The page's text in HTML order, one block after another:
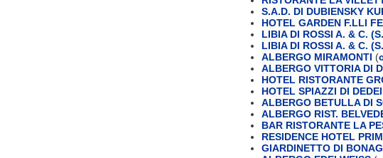
S.A.D. DI DUBIENSKY
HOTEL GARDEN F.LLI
LIBIA DI ROSSI A. & C.
LIBIA DI ROSSI A. & C.
ALBERGO MIRAMONTI (
ALBERGO VITTORIA DI
HOTEL RISTORANTE
HOTEL SPIAZZI DI
ALBERGO BETULLA DI
ALBERGO RIST.
BAR RISTORANTE LA
RESIDENCE HOTEL
GIARDINETTO DI